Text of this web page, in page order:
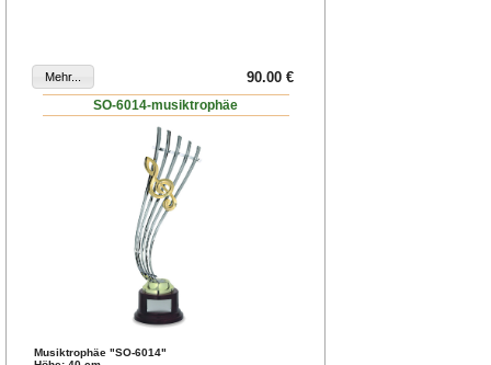
90.00 €
SO-6014-musiktrophäe
Musiktrophäe "SO-6014"